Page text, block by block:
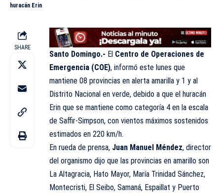
huracán Erin
SHARE
Santo Domingo.- El Centro de Operaciones de
Emergencia (COE), informó este lunes que
mantiene 08 provincias en alerta amarilla y 1 y al
Distrito Nacional en verde, debido a que el huracán
Erin que se mantiene como categoría 4 en la escala
de Saffir-Simpson, con vientos máximos sostenidos
estimados en 220 km/h.
En rueda de prensa, Juan Manuel Méndez, director
del organismo dijo que las provincias en amarillo son
La Altagracia, Hato Mayor, María Trinidad Sánchez,
Montecristi, El Seibo, Samaná, Espaillat y Puerto